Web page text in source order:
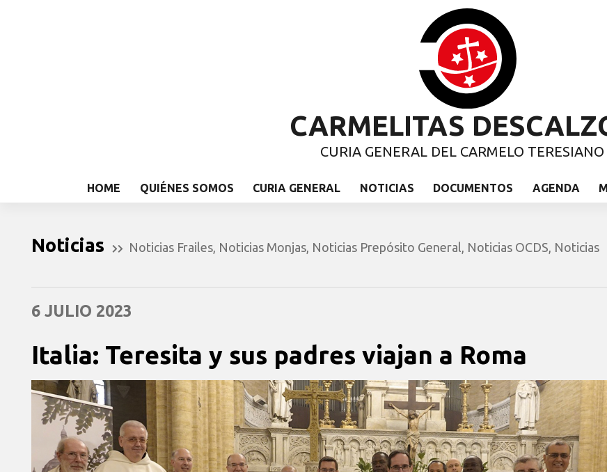
CARMELITAS
CURIA GENERAL DEL CARMELO TERESIANO
HOME QUIÉNES SOMOS CURIA GENERAL NOTICIAS DOCUMENTOS AGENDA
Noticias Noticias Frailes Noticias Monjas Noticias Prepósito General Noticias OCDS Noticias
6 JULIO 2023
Italia: Teresita y sus padres viajan a Roma